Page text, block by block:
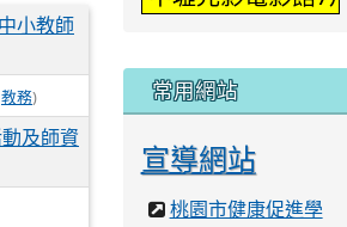
小教師
教務)
及師資
常用網站
宣導網站
桃園市健康促進學